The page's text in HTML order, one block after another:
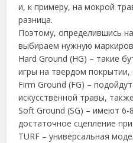
и, к примеру, на мокрой
разница.
Поэтому, определившись
выбираем нужную
Hard Ground (HG) – такие
игры на твердом
Firm Ground (FG) –
искусственной травы,
Soft Ground (SG) – имеют
достаточное сцепление
TURF – универсальная